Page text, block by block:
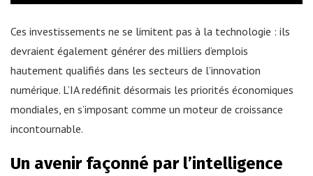
Ces investissements ne se limitent pas à la technologie : ils
devraient également générer des milliers d’emplois
hautement qualifiés dans les secteurs de l’innovation
numérique. L’IA redéfinit désormais les priorités économiques
mondiales, en s’imposant comme un moteur de croissance
incontournable.
Un avenir façonné par l’intelligence